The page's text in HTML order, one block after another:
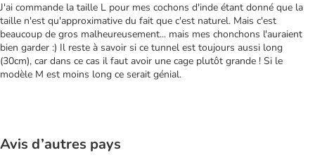
J'ai commande la taille L pour mes cochons d'inde étant donné que la
taille n'est qu'approximative du fait que c'est naturel. Mais c'est
beaucoup de gros malheureusement... mais mes chonchons l'auraient
bien garder :) Il reste à savoir si ce tunnel est toujours aussi long
(30cm), car dans ce cas il faut avoir une cage plutôt grande ! Si le
modèle M est moins long ce serait génial.
Avis d’autres pays